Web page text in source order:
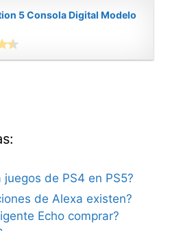
5 Consola Digital Modelo
de PS4 en PS5?
de Alexa existen?
Echo comprar?